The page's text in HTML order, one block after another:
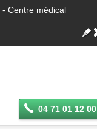
- Centre médical
04 71 01 12 00